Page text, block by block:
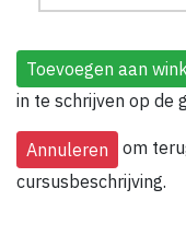
in te schrijven op de
om
cursusbeschrijving.